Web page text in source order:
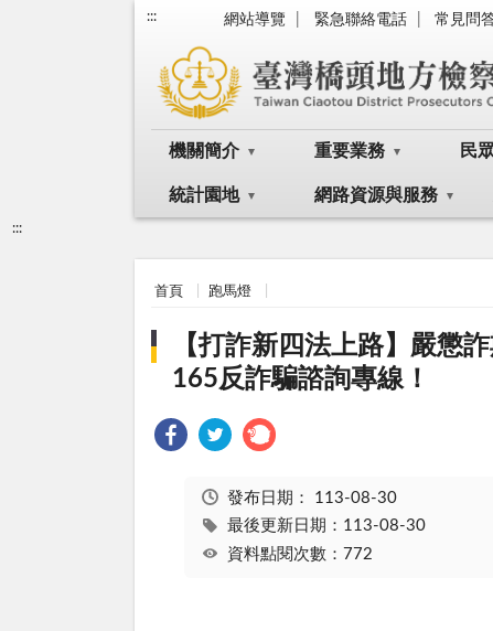
::: 網站導覽 緊急聯絡電話 常見問
機關簡介 重要業務 民
統計園地 網路資源與服務
:::
首頁 跑馬燈
【打詐新四法上路】嚴懲
165反詐騙諮詢專線！
發布日期： 113-08-30
最後更新日期：113-08-30
資料點閱次數：772